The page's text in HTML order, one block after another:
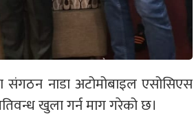
संगठन नाडा अटोमोबाइल एसोसिएस
खुला गर्न माग गरेको छ।